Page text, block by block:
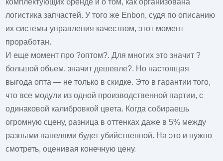
комплектующих бренде и о том, как организована
логистика запчастей. У того же Enbon, судя по описанию
их системы управления качеством, этот момент
проработан.
И еще момент про ?оптом?. Для многих это значит ?
большой объем, значит дешевле?. Но настоящая
выгода опта — не только в скидке. Это в гарантии того,
что все модули из одной производственной партии, с
одинаковой калибровкой цвета. Когда собираешь
огромную сцену, разница в оттенках даже в 5% между
разными панелями будет убийственной. На это и нужно
смотреть, оценивая конечную цену.